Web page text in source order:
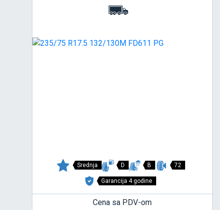
Srednja D B 72
Garancija 4 godine
Cena sa PDV-om